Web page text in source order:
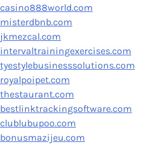
casino888world.com
misterdbnb.com
jkmezcal.com
intervaltrainingexercises.com
tyestylebusinesssolutions.com
royalpoipet.com
thestaurant.com
bestlinktrackingsoftware.com
clublubupoo.com
bonusmazijeu.com